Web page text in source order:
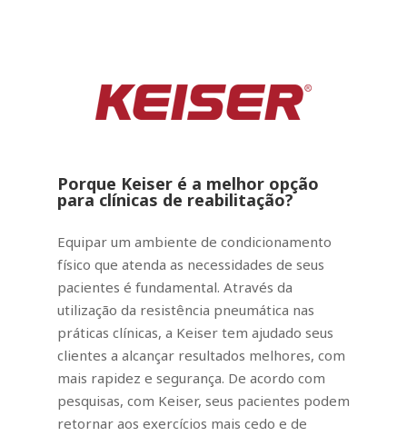
Porque Keiser é a melhor opção
para clínicas de reabilitação?
Equipar um ambiente de condicionamento
físico que atenda as necessidades de seus
pacientes é fundamental. Através da
utilização da resistência pneumática nas
práticas clínicas, a Keiser tem ajudado seus
clientes a alcançar resultados melhores, com
mais rapidez e segurança. De acordo com
pesquisas, com Keiser, seus pacientes podem
retornar aos exercícios mais cedo e de